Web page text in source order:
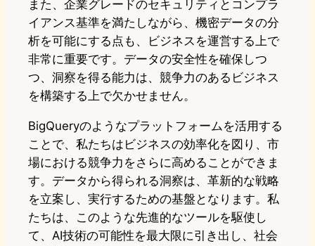
また、企業グレードのセキュリティとコンプラ
イアンス基準を満たしながら、機密データの分
析を可能にする点も、ビジネスを運営する上で
非常に重要です。データの安全性を確保しつ
つ、洞察を得る能力は、競争力のあるビジネス
を構築する上で欠かせません。
BigQueryのようなプラットフォームを活用する
ことで、私たちはビジネスの効率化を図り、市
場における競争力をさらに高めることができま
す。データから得られる洞察は、革新的な戦略
を立案し、実行するための基盤となります。私
たちは、このような先進的なツールを駆使し
て、AI技術の可能性を最大限に引き出し、社会